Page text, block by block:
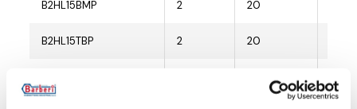
B2HL15BMP 2 20
B2HL15TBP 2 20